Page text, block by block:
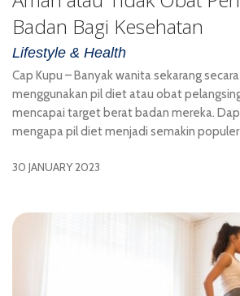
Badan Bagi Kesehatan
Lifestyle & Health
Cap Kupu – Banyak wanita sekarang
menggunakan pil diet atau obat
mencapai target berat badan mereka.
mengapa pil diet menjadi semakin populer
30 JANUARY 2023